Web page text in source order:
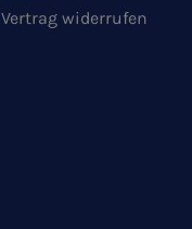
Vertrag widerrufen